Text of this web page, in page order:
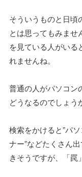
そういうものと日頃
とは思ってもみませ
を見ている人がいる
れませんね。
普通の人がパソコン
どうなるのでしょう
検索をかけると”パ
ナー”などたくさん
きそうですが、「罠